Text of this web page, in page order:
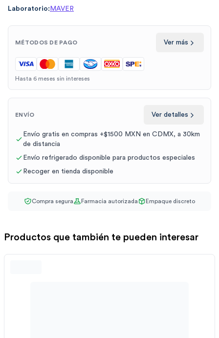
Laboratorio: MAVER
MÉTODOS DE PAGO Ver más
Hasta 6 meses sin intereses
ENVÍO Ver detalles
Envío gratis en compras +$1500 MXN en CDMX, a 30km
de distancia
Envío refrigerado disponible para productos especiales
Recoger en tienda disponible
Compra segura Farmacia autorizada Empaque discreto
Productos que también te pueden interesar